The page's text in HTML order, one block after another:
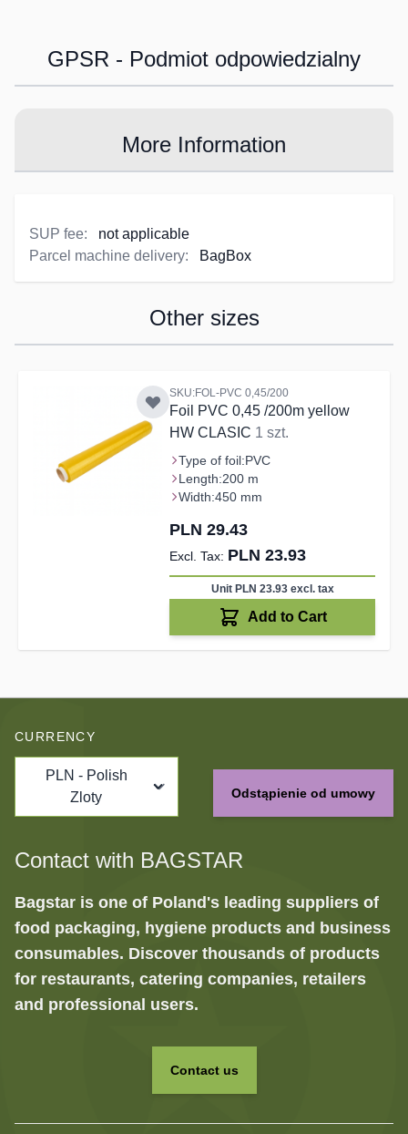
More Information
GPSR - Podmiot odpowiedzialny
SUP fee:
not applicable
Parcel machine delivery:
BagBox
Other sizes
SKU:FOL-PVC 0,45/200
Foil PVC 0,45 /200m yellow
HW CLASIC 1 szt.
Type of foil:PVC
Length:200 m
Width:450 mm
PLN 29.43
PLN 23.93
Unit PLN 23.93 excl. tax
Add to Cart
CURRENCY
PLN - Polish
Zloty
Odstąpienie od umowy
Contact with BAGSTAR
Bagstar is one of Poland's leading suppliers of
food packaging, hygiene products and business
consumables. Discover thousands of products
for restaurants, catering companies, retailers
and professional users.
Contact us